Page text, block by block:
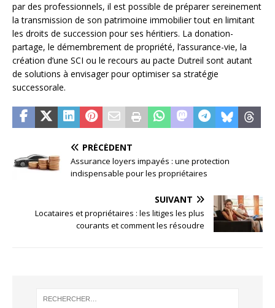
par des professionnels, il est possible de préparer sereinement
la transmission de son patrimoine immobilier tout en limitant
les droits de succession pour ses héritiers. La donation-
partage, le démembrement de propriété, l’assurance-vie, la
création d’une SCI ou le recours au pacte Dutreil sont autant
de solutions à envisager pour optimiser sa stratégie
successorale.
PRÉCÉDENT
Assurance loyers impayés : une protection
indispensable pour les propriétaires
SUIVANT
Locataires et propriétaires : les litiges les plus
courants et comment les résoudre